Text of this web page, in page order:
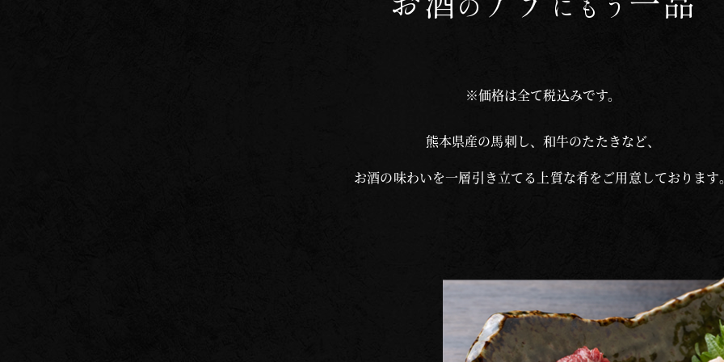
※価格は全て税込みです。
熊本県産の馬刺し、和牛のたたきなど、
お酒の味わいを一層引き立てる上質な肴をご用意しております